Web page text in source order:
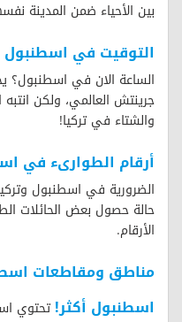
بين الأحياء ضمن المدينة
التوقيت في اسطنبول
الساعة الان في اسطنبول؟
جرينتش العالمي، ولكن
والشتاء في تركيا!
أرقام الطوارىء في
الضرورية في اسطنبول
حالة حصول بعض الحائلات
الأرقام.
مناطق ومقاطعات
اسطنبول أكثر!